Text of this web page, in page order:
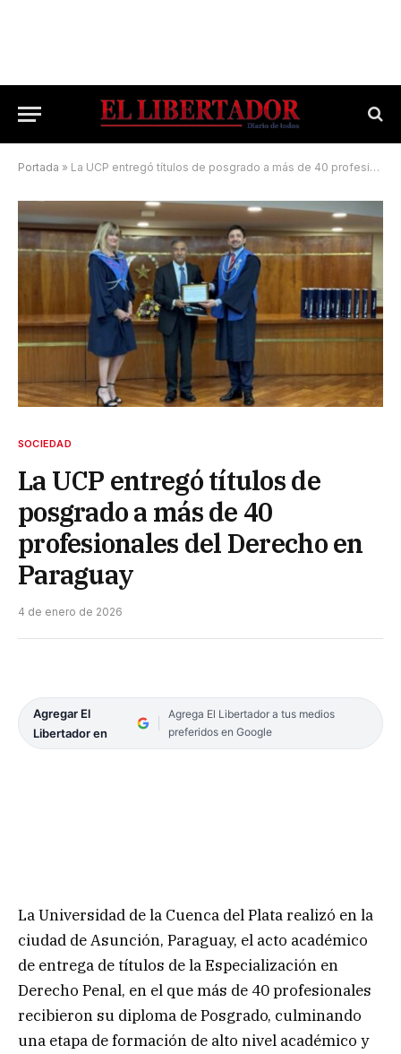
Portada » La UCP entregó títulos de posgrado a más de 40 profesionales del Derecho en Paraguay
SOCIEDAD
La UCP entregó títulos de
posgrado a más de 40
profesionales del Derecho en
Paraguay
4 de enero de 2026
Agregar El
Libertador en
Agrega El Libertador a tus medios
preferidos en Google
La Universidad de la Cuenca del Plata realizó en la
ciudad de Asunción, Paraguay, el acto académico
de entrega de títulos de la Especialización en
Derecho Penal, en el que más de 40 profesionales
recibieron su diploma de Posgrado, culminando
una etapa de formación de alto nivel académico y